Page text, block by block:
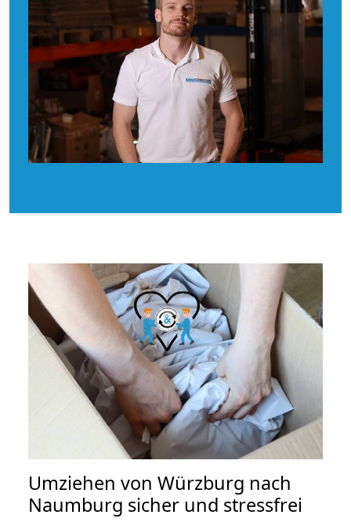
Umziehen von Würzburg nach
Naumburg sicher und stressfrei